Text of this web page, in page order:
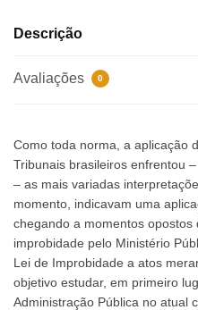
anulação
convalidação
administrativo
e
dos
processos
decisórios
e
seus
efeitos
Descrição
Avaliações 0
Como toda norma, a aplicação
Tribunais brasileiros enfrentou
– as mais variadas
momento, indicavam uma
chegando a momentos
improbidade pelo Ministério
Lei de Improbidade a atos
objetivo estudar, em primeiro
Administração Pública no atual